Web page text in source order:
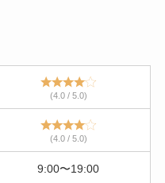
(4.0 / 5.0)
(4.0 / 5.0)
9:00〜19:00